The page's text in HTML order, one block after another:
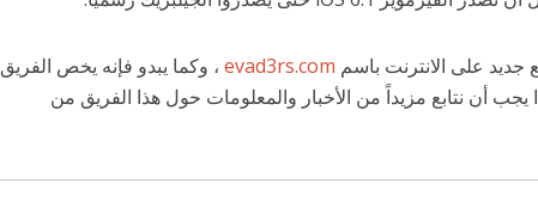
على الانترنت باسم evad3rs.com ، وكما يبدو فإنه يخص الفريق
يجب أن نتابع مزيداً من الأخبار والمعلومات حول هذا الفريق من